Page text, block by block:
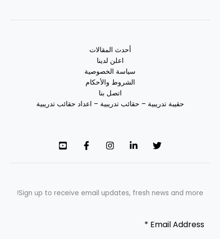
أحدث المقالات
اعلن لدينا
سياسة الخصوصية
الشروط والأحكام
اتصل بنا
حقيبة تدريبية – حقائب تدريبية – اعداد حقائب تدريبية
Sign up to receive email updates, fresh news and more!